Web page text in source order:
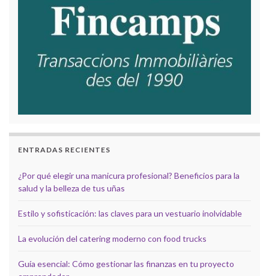
ENTRADAS RECIENTES
¿Por qué elegir una manicura profesional? Beneficios para la
salud y la belleza de tus uñas
Estilo y sofisticación: las claves para un vestuario inolvidable
La evolución del catering moderno con food trucks
Guía esencial: Cómo gestionar las finanzas en tu proyecto